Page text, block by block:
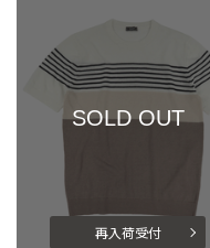
SOLD OUT
再入荷受付